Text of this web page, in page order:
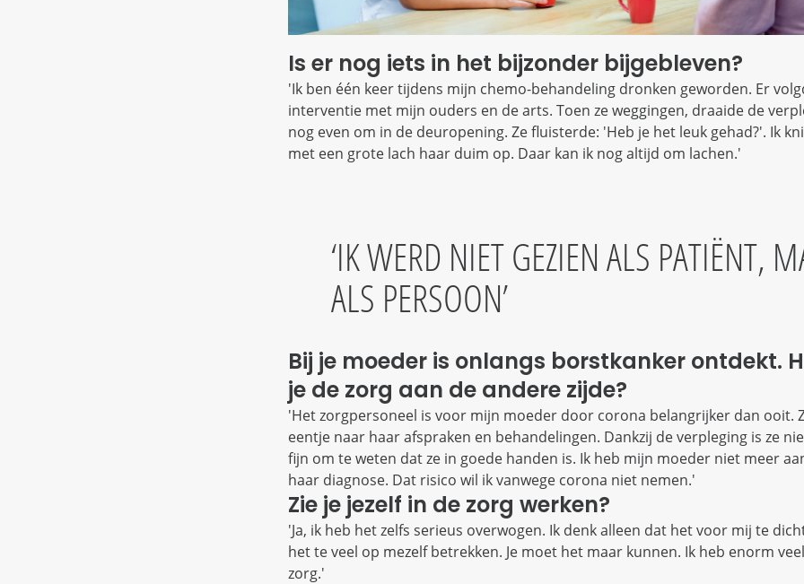
Is er nog iets in het bijzonder bijgebleven?
'Ik ben één keer tijdens mijn chemo-behandeling dronken geworden. Er
interventie met mijn ouders en de arts. Toen ze weggingen, draaide de
nog even om in de deuropening. Ze fluisterde: 'Heb je het leuk gehad?'. Ik
met een grote lach haar duim op. Daar kan ik nog altijd om lachen.'
IK WERD NIET GEZIEN ALS PATIËNT,
ALS PERSOON
Bij je moeder is onlangs borstkanker ontdekt.
je de zorg aan de andere zijde?
'Het zorgpersoneel is voor mijn moeder door corona belangrijker dan ooit.
eentje naar haar afspraken en behandelingen. Dankzij de verpleging is ze
fijn om te weten dat ze in goede handen is. Ik heb mijn moeder niet meer
haar diagnose. Dat risico wil ik vanwege corona niet nemen.'
Zie je jezelf in de zorg werken?
'Ja, ik heb het zelfs serieus overwogen. Ik denk alleen dat het voor mij te
het te veel op mezelf betrekken. Je moet het maar kunnen. Ik heb enorm
zorg.'